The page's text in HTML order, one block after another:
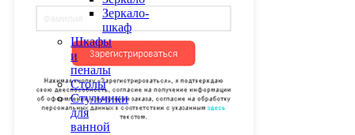
Зеркало-
шкаф
Шкафы
и
пеналы
Столы
Стульчики
для
ванной